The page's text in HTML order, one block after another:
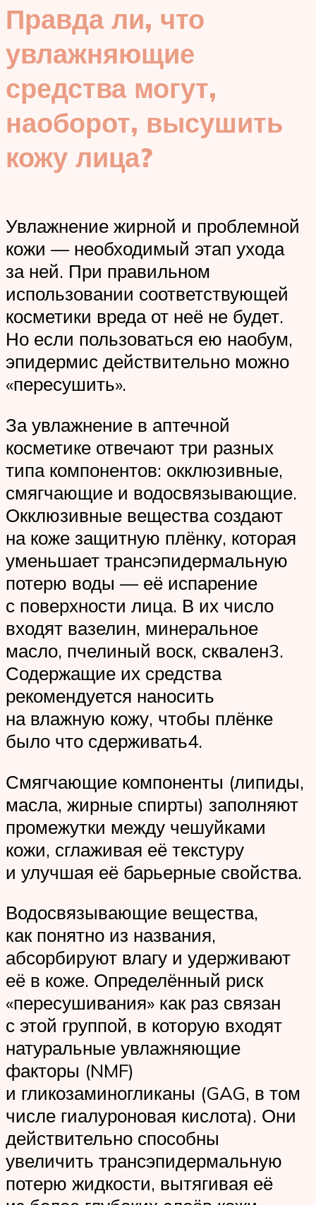
Правда ли, что
увлажняющие
средства могут,
наоборот, высушить
кожу лица?
Увлажнение жирной и проблемной
кожи — необходимый этап ухода
за ней. При правильном
использовании соответствующей
косметики вреда от неё не будет.
Но если пользоваться ею наобум,
эпидермис действительно можно
«пересушить».
За увлажнение в аптечной
косметике отвечают три разных
типа компонентов: окклюзивные,
смягчающие и водосвязывающие.
Окклюзивные вещества создают
на коже защитную плёнку, которая
уменьшает трансэпидермальную
потерю воды — её испарение
с поверхности лица. В их число
входят вазелин, минеральное
масло, пчелиный воск, сквален3.
Содержащие их средства
рекомендуется наносить
на влажную кожу, чтобы плёнке
было что сдерживать4.
Смягчающие компоненты (липиды,
масла, жирные спирты) заполняют
промежутки между чешуйками
кожи, сглаживая её текстуру
и улучшая её барьерные свойства.
Водосвязывающие вещества,
как понятно из названия,
абсорбируют влагу и удерживают
её в коже. Определённый риск
«пересушивания» как раз связан
с этой группой, в которую входят
натуральные увлажняющие
факторы (NMF)
и гликозаминогликаны (GAG, в том
числе гиалуроновая кислота). Они
действительно способны
увеличить трансэпидермальную
потерю жидкости, вытягивая её